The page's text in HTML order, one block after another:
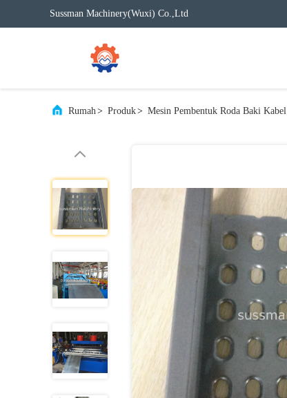
Sussman Machinery(Wuxi) Co.,Ltd
Rumah> Produk> Mesin Pembentuk Roda Baki Kabel